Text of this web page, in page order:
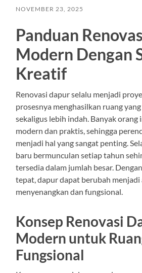
NOVEMBER 23, 2025
Panduan
Modern Dengan
Kreatif
Renovasi dapur selalu menjadi
prosesnya menghasilkan ruang
sekaligus lebih indah. Banyak
modern dan praktis, sehingga
menjadi hal yang sangat penting.
baru bermunculan setiap tahun
tersedia dalam jumlah besar.
tepat, dapur dapat berubah menjadi
menyenangkan dan fungsional.
Konsep Renovasi
Modern untuk
Fungsional